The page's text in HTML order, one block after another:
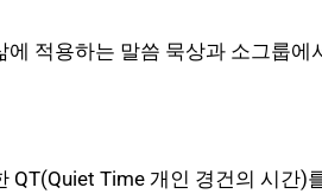
에 적용하는 말씀 묵상과 소그룹에
QT(Quiet Time 개인 경건의 시간)